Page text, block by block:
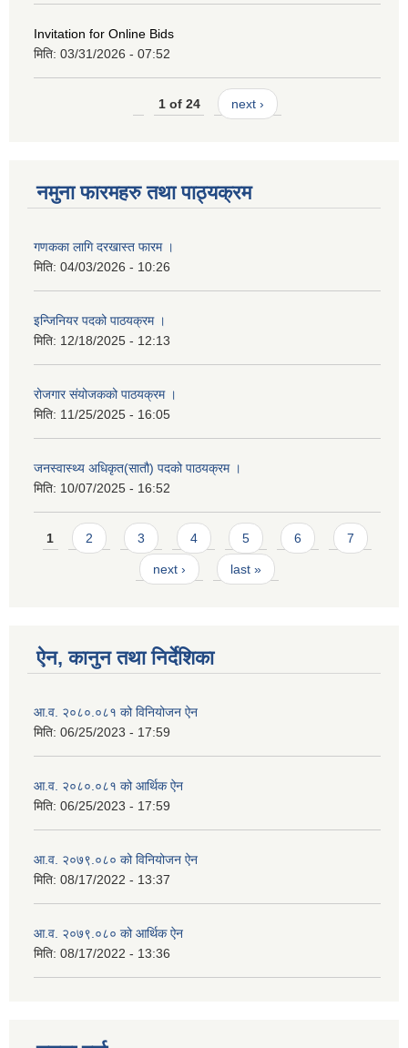
Invitation for Online Bids
मिति: 03/31/2026 - 07:52
1 of 24 next ›
नमुना फारमहरु तथा पाठ्यक्रम
गणकका लागि दरखास्त फारम ।
मिति: 04/03/2026 - 10:26
इन्जिनियर पदको पाठयक्रम ।
मिति: 12/18/2025 - 12:13
रोजगार संयोजकको पाठयक्रम ।
मिति: 11/25/2025 - 16:05
जनस्वास्थ्य अधिकृत(सातौ) पदको पाठयक्रम ।
मिति: 10/07/2025 - 16:52
Pages
1 2 3 4 5 6 7
next › last »
ऐन, कानुन तथा निर्देशिका
आ.व. २०८०.०८१ को विनियोजन ऐन
मिति: 06/25/2023 - 17:59
आ.व. २०८०.०८१ को आर्थिक ऐन
मिति: 06/25/2023 - 17:59
आ.व. २०७९.०८० को विनियोजन ऐन
मिति: 08/17/2022 - 13:37
आ.व. २०७९.०८० को आर्थिक ऐन
मिति: 08/17/2022 - 13:36